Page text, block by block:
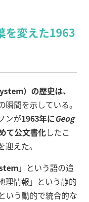
を変えた1963
）の歴史は、
瞬間を示している。
ンが1963年にGeog
て公文書化したこ
えた。
」という語の追
理情報」という静的
いう動的で統合的な